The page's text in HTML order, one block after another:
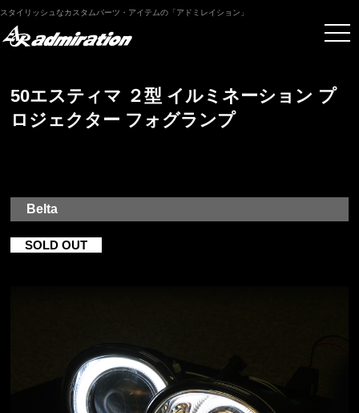
スタイリッシュなカスタムパーツ・アイテムの「アドミレイション」
50エスティマ ２型 イルミネーション プ
ロジェクター フォグランプ
Belta
SOLD OUT